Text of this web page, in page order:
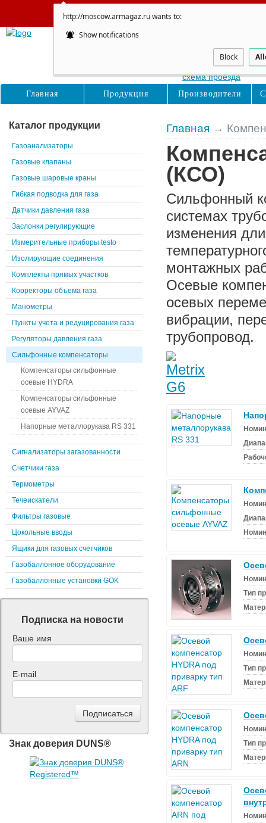
http://moscow.armagaz.ru wants to:
Show notifications
Block
Сайт не
Главная →
(КСО)
Сильфонный
системах
изменения
монтажных
Осевые
осевых
вибрации,
трубопровод.
Тип
Тип
Тип
Каталог продукции
Газоанализаторы
Газовые клапаны
Газовые шаровые краны
Гибкая подводка для газа
Датчики давления газа
Заслонки регулирующие
Измерительные приборы testo
Изолирующие соединения
Комплекты прямых участков
Корректоры объема газа
Манометры
Пункты учета и редуцирования газа
Регуляторы давления газа
Сильфонные компенсаторы
Компенсаторы сильфонные
осевые HYDRA
Компенсаторы сильфонные
осевые AYVAZ
Напорные металлорукава RS 331
Сигнализаторы загазованности
Счетчики газа
Термометры
Течеискатели
Фильтры газовые
Цокольные вводы
Ящики для газовых счетчиков
Газобаллонное оборудование
Газобаллонные установки GOK
Подписка на новости
Ваше имя
E-mail
Знак доверия DUNS®
Восточная, д. 16с1
схема проезда
Главная Продукция Производители